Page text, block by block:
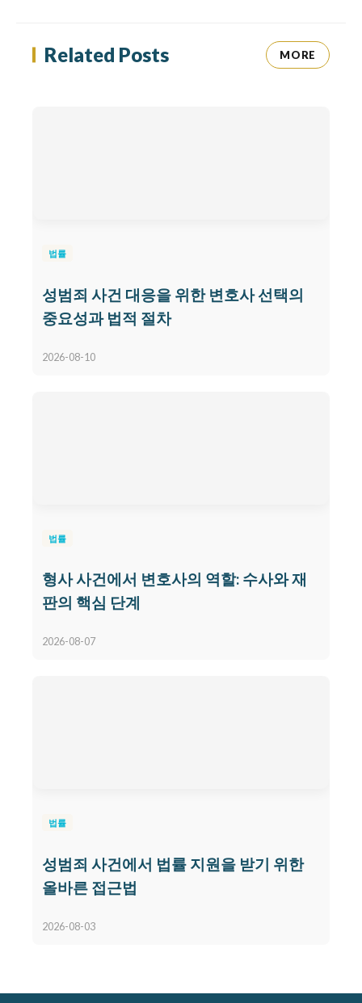
Related Posts MORE
법률
성범죄 사건 대응을 위한 변호사 선택의
중요성과 법적 절차
2026-08-10
법률
형사 사건에서 변호사의 역할: 수사와 재
판의 핵심 단계
2026-08-07
법률
성범죄 사건에서 법률 지원을 받기 위한
올바른 접근법
2026-08-03